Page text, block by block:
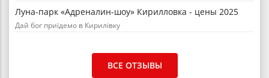
Луна-парк «Адреналин-шоу» Кирилловка - цены 2025
Дай бог приїдемо в Кирилівку
ВСЕ ОТЗЫВЫ